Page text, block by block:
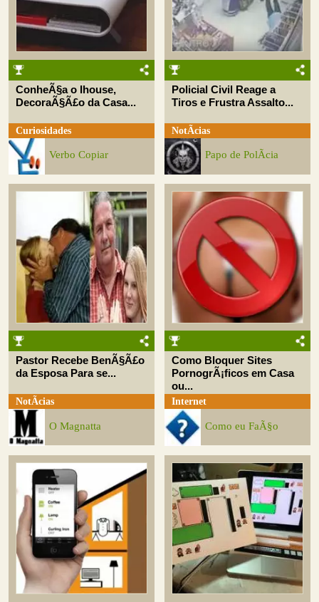
ConheÃ§a o Ihouse,
DecoraÃ§Ã£o da Casa...
Curiosidades
Verbo Copiar
Policial Civil Reage a
Tiros e Frustra Assalto...
NotÃ­cias
Papo de PolÃ­cia
Pastor Recebe BenÃ§Ã£o
da Esposa Para se...
NotÃ­cias
O Magnatta
Como Bloquer Sites
PornogrÃ¡ficos em Casa
ou...
Internet
Como eu FaÃ§o